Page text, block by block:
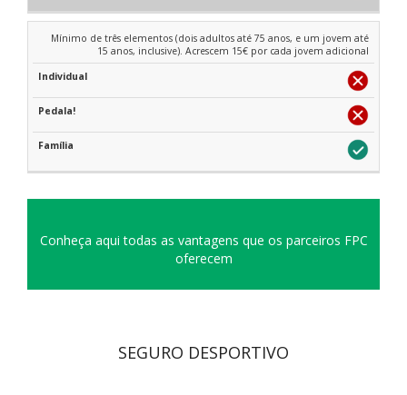
Mínimo de três elementos (dois adultos até 75 anos, e um jovem até
15 anos, inclusive). Acrescem 15€ por cada jovem adicional
Conheça aqui todas as vantagens que os parceiros FPC
oferecem
SEGURO DESPORTIVO